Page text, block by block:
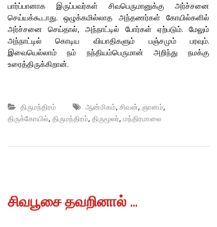
பார்ப்பானாக இருப்பவர்கள் சிவபெருமானுக்கு அர்ச்சனை
செய்யக்கூடாது. ஒழுக்கமில்லாத அந்தணர்கள் கோயில்களில்
அர்ச்சனை செய்தால், அந்நாட்டில் போர்கள் ஏற்படும். மேலும்
அந்நாட்டில் கொடிய வியாதிகளும் பஞ்சமும் பரவும்.
இவையெல்லாம் நம் நந்தியம்பெருமான் அறிந்து நமக்கு
உரைத்திருக்கிறான்.
திருமந்திரம் ஆன்மிகம், சிவன், ஞானம்,
திருக்கோயில், திருமந்திரம், திருமூலர், மந்திரமாலை
சிவபூசை தவறினால் …